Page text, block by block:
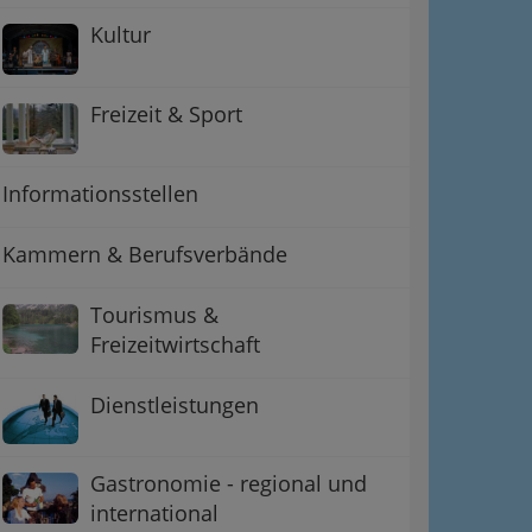
Kultur
Freizeit & Sport
Informationsstellen
Kammern & Berufsverbände
Tourismus &
Freizeitwirtschaft
Dienstleistungen
Gastronomie - regional und
international